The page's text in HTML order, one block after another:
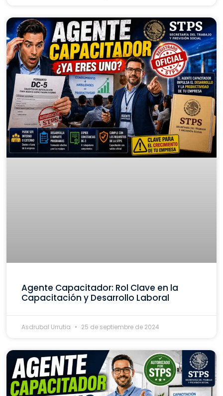
Agente Capacitador: Rol Clave en la
Capacitación y Desarrollo Laboral
Asdrubal Urrutia 25 de septiembre de 2024